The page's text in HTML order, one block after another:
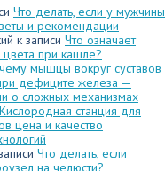
Что делать, если у мужчины
и рекомендации
к записи Что означает
при кашле?
мышцы вокруг суставов
дефиците железа —
о сложных механизмах
Кислородная станция для
цена и качество
Что делать, если
на челюсти?